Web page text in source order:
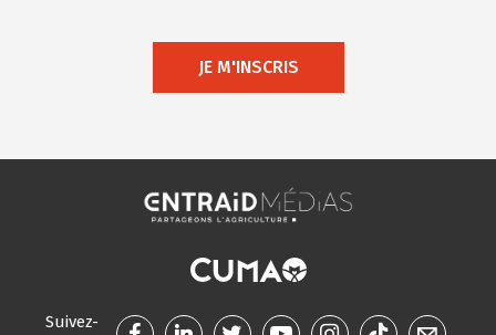
JE M'INSCRIS
Suivez-